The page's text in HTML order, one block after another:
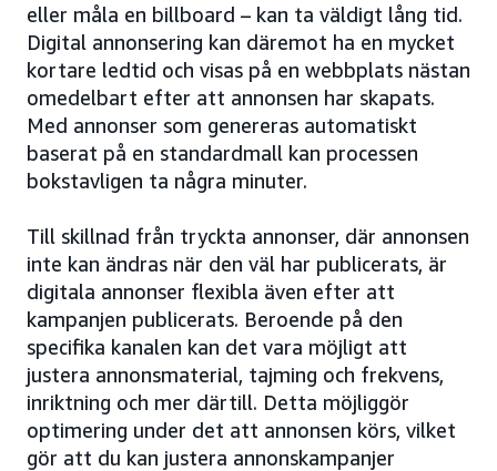
eller måla en billboard – kan ta väldigt lång tid.
Digital annonsering kan däremot ha en mycket
kortare ledtid och visas på en webbplats nästan
omedelbart efter att annonsen har skapats.
Med annonser som genereras automatiskt
baserat på en standardmall kan processen
bokstavligen ta några minuter.
Till skillnad från tryckta annonser, där annonsen
inte kan ändras när den väl har publicerats, är
digitala annonser flexibla även efter att
kampanjen publicerats. Beroende på den
specifika kanalen kan det vara möjligt att
justera annonsmaterial, tajming och frekvens,
inriktning och mer därtill. Detta möjliggör
optimering under det att annonsen körs, vilket
gör att du kan justera annonskampanjer